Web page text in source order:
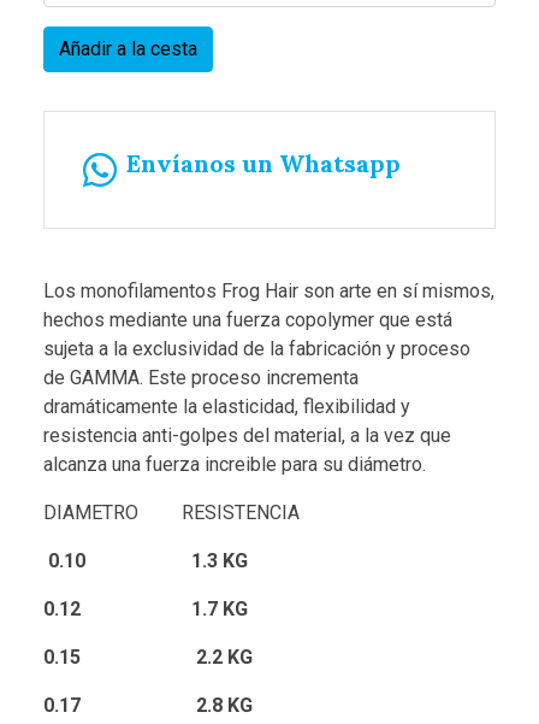
Añadir a la cesta
Envíanos un Whatsapp
Los monofilamentos Frog Hair son arte en sí mismos,
hechos mediante una fuerza copolymer que está
sujeta a la exclusividad de la fabricación y proceso
de GAMMA. Este proceso incrementa
dramáticamente la elasticidad, flexibilidad y
resistencia anti-golpes del material, a la vez que
alcanza una fuerza increible para su diámetro.
DIAMETRO RESISTENCIA
0.10 1.3 KG
0.12 1.7 KG
0.15 2.2 KG
0.17 2.8 KG